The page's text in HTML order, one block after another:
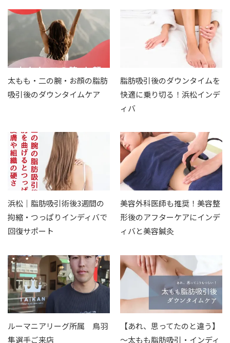
太もも・二の腕・お顔の脂肪
吸引後のダウンタイムケア
脂肪吸引後のダウンタイムを
快適に乗り切る！浜松インデ
ィバ
浜松｜脂肪吸引術後3週間の
拘縮・つっぱりインディバで
回復サポート
美容外科医師も推奨！美容整
形後のアフターケアにインデ
ィバと美容鍼灸
⁡ルーマニアリーグ所属 鳥羽
隼選手ご来店
【あれ、思ってたのと違う】
〜太もも脂肪吸引・インディ